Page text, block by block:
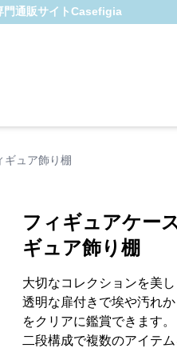
門通販サイトCasefigia
ギュア飾り棚
フィギュアケー
ギュア飾り棚
大切なコレクションを美
透明な扉付きで埃や汚れ
をクリアに鑑賞できます。
二段構成で複数のアイテ